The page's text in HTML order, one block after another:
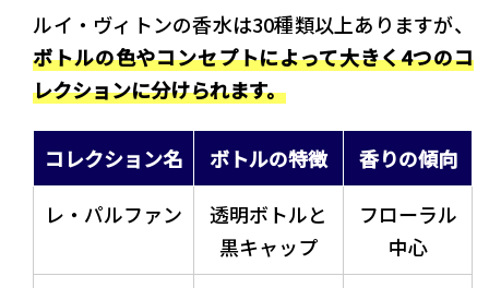
ルイ・ヴィトンの香水は30種類以上ありますが、
ボトルの色やコンセプトによって大きく4つのコ
レクションに分けられます。
コレクション名 ボトルの特徴
香りの傾向
レ・パルファン
透明ボトルと
黒キャップ
フローラル
中心